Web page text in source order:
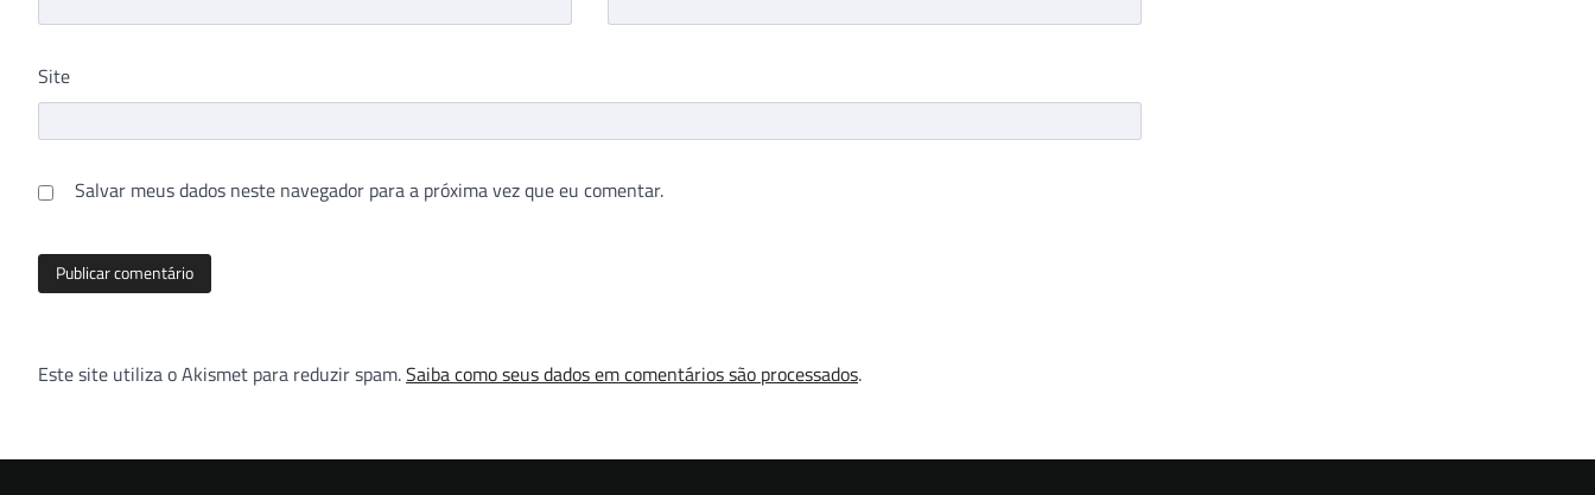
Site
Salvar meus dados neste navegador para a próxima vez que eu comentar.
Este site utiliza o Akismet para reduzir spam.Saiba como seus dados em comentários são processados.